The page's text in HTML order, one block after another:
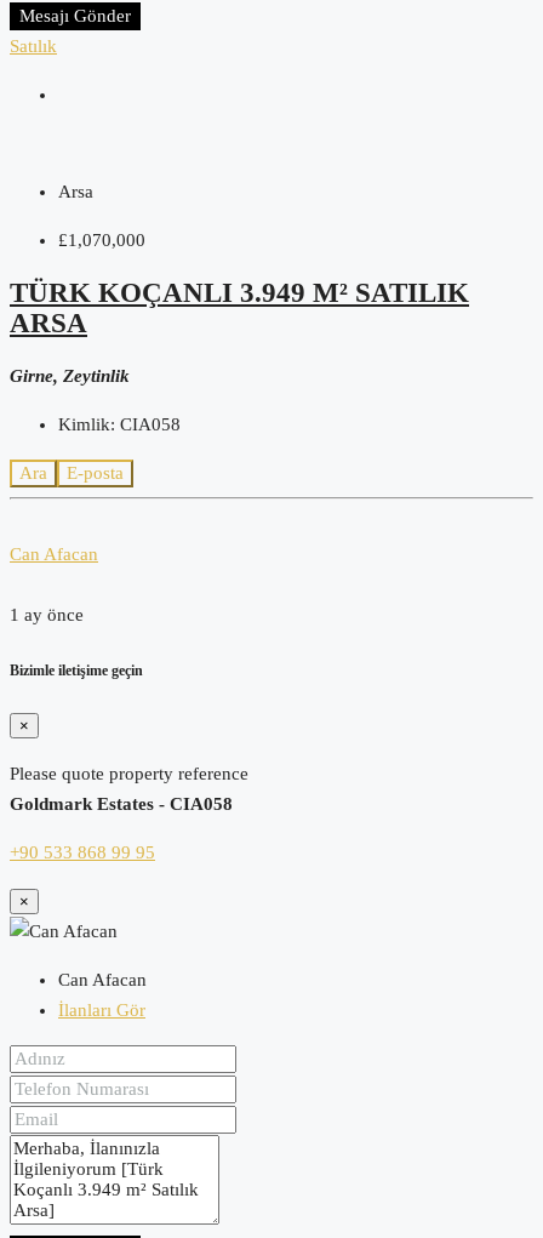
Mesajı Gönder
Satılık
Arsa
£1,070,000
TÜRK KOÇANLI 3.949 M² SATILIK
ARSA
Girne, Zeytinlik
Kimlik: CIA058
Ara E-posta
Can Afacan
1 ay önce
Bizimle iletişime geçin
×
Please quote property reference
Goldmark Estates - CIA058
+90 533 868 99 95
×
Can Afacan
İlanları Gör